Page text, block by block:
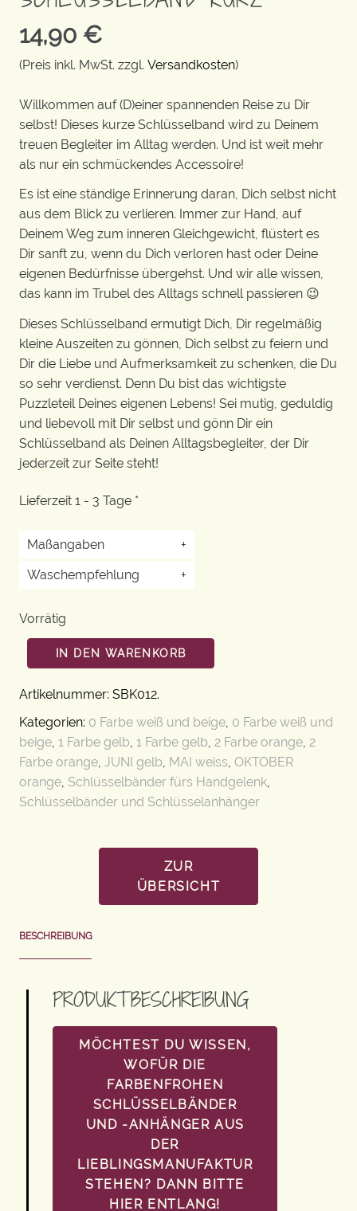
14,90 €
(Preis inkl. MwSt. zzgl. Versandkosten)
Willkommen auf (D)einer spannenden Reise zu Dir
selbst! Dieses kurze Schlüsselband wird zu Deinem
treuen Begleiter im Alltag werden. Und ist weit mehr
als nur ein schmückendes Accessoire!
Es ist eine ständige Erinnerung daran, Dich selbst nicht
aus dem Blick zu verlieren. Immer zur Hand, auf
Deinem Weg zum inneren Gleichgewicht, flüstert es
Dir sanft zu, wenn du Dich verloren hast oder Deine
eigenen Bedürfnisse übergehst. Und wir alle wissen,
das kann im Trubel des Alltags schnell passieren 😉
Dieses Schlüsselband ermutigt Dich, Dir regelmäßig
kleine Auszeiten zu gönnen, Dich selbst zu feiern und
Dir die Liebe und Aufmerksamkeit zu schenken, die Du
so sehr verdienst. Denn Du bist das wichtigste
Puzzleteil Deines eigenen Lebens! Sei mutig, geduldig
und liebevoll mit Dir selbst und gönn Dir ein
Schlüsselband als Deinen Alltagsbegleiter, der Dir
jederzeit zur Seite steht!
Lieferzeit 1 - 3 Tage *
Maßangaben
+
Waschempfehlung
+
Vorrätig
IN DEN WARENKORB
Artikelnummer: SBK012.
Kategorien: 0 Farbe weiß und beige, 0 Farbe weiß und
beige, 1 Farbe gelb, 1 Farbe gelb, 2 Farbe orange, 2
Farbe orange, JUNI gelb, MAI weiss, OKTOBER
orange, Schlüsselbänder fürs Handgelenk,
Schlüsselbänder und Schlüsselanhänger
ZUR
ÜBERSICHT
BESCHREIBUNG
PRODUKTBESCHREIBUNG
MÖCHTEST DU WISSEN,
WOFÜR DIE
FARBENFROHEN
SCHLÜSSELBÄNDER
UND -ANHÄNGER AUS
DER
LIEBLINGSMANUFAKTUR
STEHEN? DANN BITTE
HIER ENTLANG!